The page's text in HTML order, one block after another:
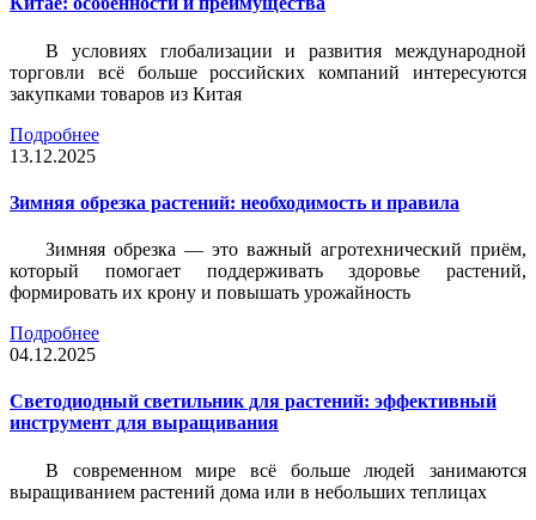
В условиях глобализации и развития международной
торговли всё больше российских компаний интересуются
закупками товаров из Китая
Подробнее
13.12.2025
Зимняя обрезка растений: необходимость и правила
Зимняя обрезка — это важный агротехнический приём,
который помогает поддерживать здоровье растений,
формировать их крону и повышать урожайность
Подробнее
04.12.2025
Светодиодный светильник для растений: эффективный
инструмент для выращивания
В современном мире всё больше людей занимаются
выращиванием растений дома или в небольших теплицах